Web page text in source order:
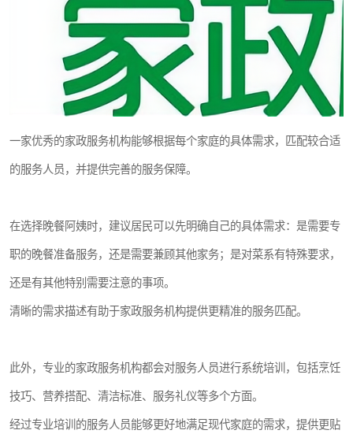
一家优秀的家政服务机构能够根据每个家庭的具体需求，匹配较合适
的服务人员，并提供完善的服务保障。
在选择晚餐阿姨时，建议居民可以先明确自己的具体需求：是需要专
职的晚餐准备服务，还是需要兼顾其他家务；是对菜系有特殊要求，
还是有其他特别需要注意的事项。
清晰的需求描述有助于家政服务机构提供更精准的服务匹配。
此外，专业的家政服务机构都会对服务人员进行系统培训，包括烹饪
技巧、营养搭配、清洁标准、服务礼仪等多个方面。
经过专业培训的服务人员能够更好地满足现代家庭的需求，提供更贴